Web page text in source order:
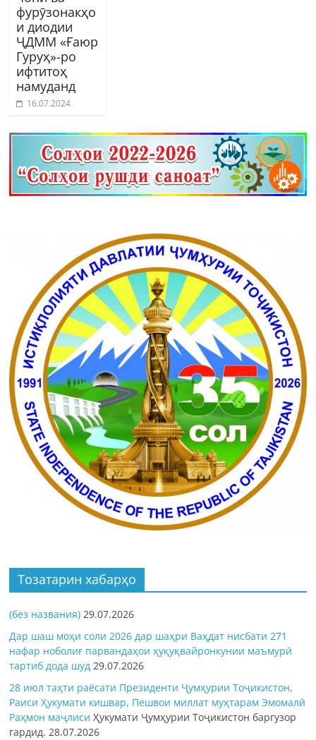
фурӯзонакҳо
и диодии
ҶДММ «Ғаюр
Гуруҳ»-ро
ифтитоҳ
намуданд
16.07.2024
Тозатарин хабарҳо
(без названия) 29.07.2026
Дар шаш моҳи соли 2026 дар шаҳри Ваҳдат нисбати 271
нафар ноболиғ парвандаҳои ҳуқуқвайронкунии маъмурӣ
тартиб дода шуд 29.07.2026
28 июл таҳти раёсати Президенти Ҷумҳурии Тоҷикистон,
Раиси Ҳукумати кишвар, Пешвои миллат муҳтарам Эмомалӣ
Раҳмон маҷлисиҲукумати Ҷумҳурии Тоҷикистон баргузор
гардид.28.07.2026